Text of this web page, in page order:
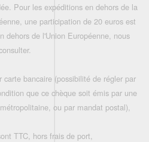
Pour les expéditions en dehors de la
une participation de 20 euros est
dehors de l'Union Européenne, nous
bancaire (possibilité de régler par
que ce chèque soit émis par une
ou par mandat postal),
TTC, hors frais de port,